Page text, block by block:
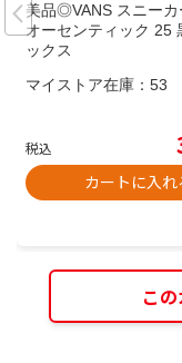
美品◎VANS スニーカ
オーセンティック 25
ックス
マイストア在庫： 53
税込
カートに入れ
こ